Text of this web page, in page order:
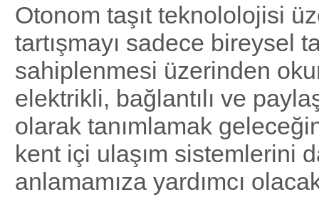
Otonom taşıt teknololojisi
tartışmayı sadece bireysel
sahiplenmesi üzerinden
elektrikli, bağlantılı ve
olarak tanımlamak
kent içi ulaşım sistemlerini
anlamamıza yardımcı